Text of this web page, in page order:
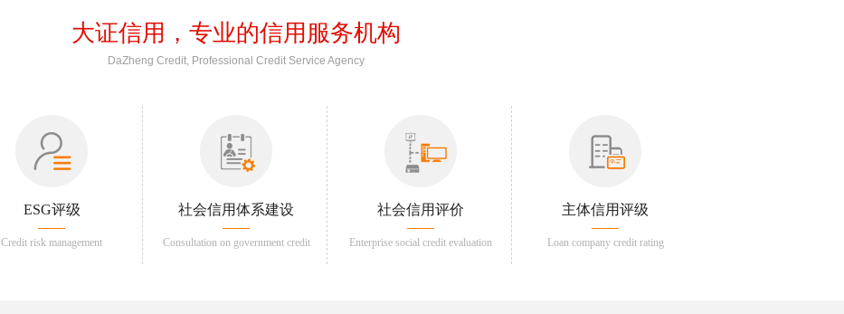
大证信用，专业的信用服务机构
DaZheng Credit, Professional Credit Service Agency
ESG评级
Credit risk management
社会信用体系建设
Consultation on government credit
社会信用评价
Enterprise social credit evaluation
主体信用评级
Loan company credit rating